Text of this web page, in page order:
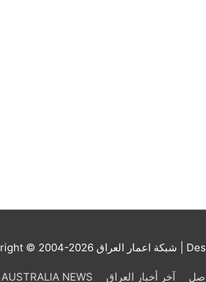
© 2004-2026 شبكة اعمار العراق |
AUSTRALIA NEWS آخر أخبار العراق